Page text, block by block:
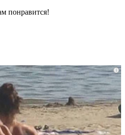
понравится!
i